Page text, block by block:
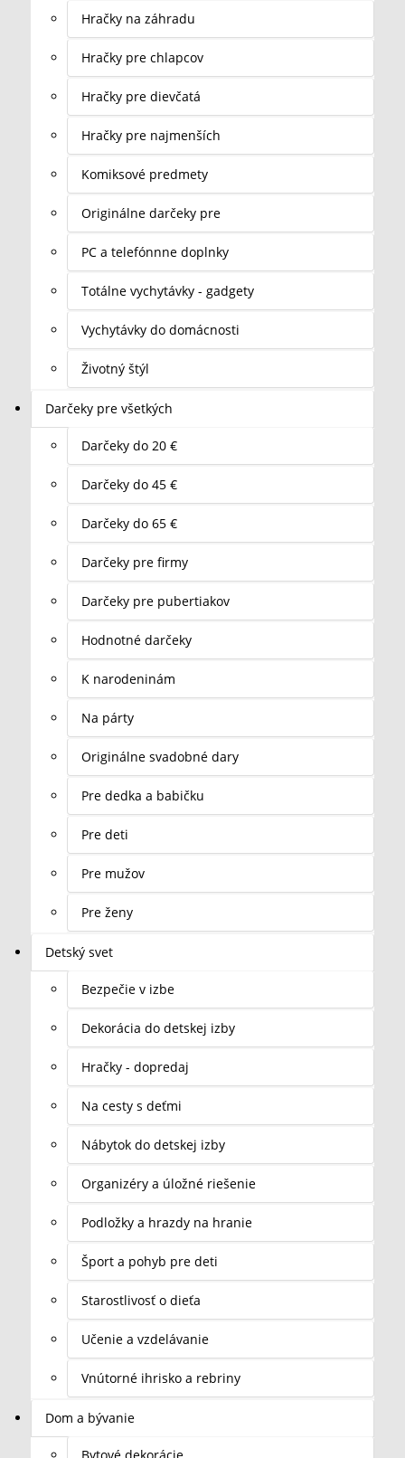
Hračky na záhradu
Hračky pre chlapcov
Hračky pre dievčatá
Hračky pre najmenších
Komiksové predmety
Originálne darčeky pre
PC a telefónnne doplnky
Totálne vychytávky - gadgety
Vychytávky do domácnosti
Životný štýl
Darčeky pre všetkých
Darčeky do 20 €
Darčeky do 45 €
Darčeky do 65 €
Darčeky pre firmy
Darčeky pre pubertiakov
Hodnotné darčeky
K narodeninám
Na párty
Originálne svadobné dary
Pre dedka a babičku
Pre deti
Pre mužov
Pre ženy
Detský svet
Bezpečie v izbe
Dekorácia do detskej izby
Hračky - dopredaj
Na cesty s deťmi
Nábytok do detskej izby
Organizéry a úložné riešenie
Podložky a hrazdy na hranie
Šport a pohyb pre deti
Starostlivosť o dieťa
Učenie a vzdelávanie
Vnútorné ihrisko a rebriny
Dom a bývanie